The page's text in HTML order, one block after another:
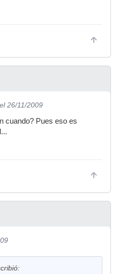
el 26/11/2009
cuando? Pues eso es